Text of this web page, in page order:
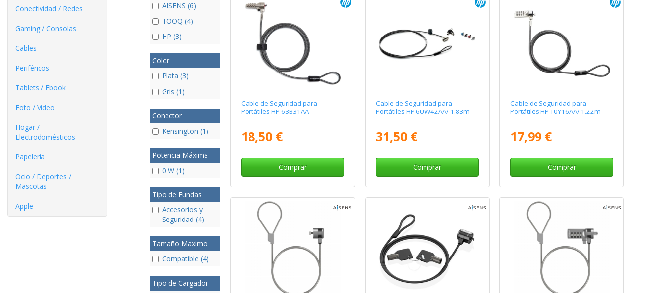
Conectividad / Redes
Gaming / Consolas
Cables
Periféricos
Tablets / Ebook
Foto / Video
Hogar /
Electrodomésticos
Papelería
Ocio / Deportes /
Mascotas
Apple
AISENS (6)
TOOQ (4)
HP (3)
Color
Plata (3)
Gris (1)
Conector
Kensington (1)
Potencia Máxima
0 W (1)
Tipo de Fundas
Accesorios y
Seguridad (4)
Tamaño Maximo
Compatible (4)
Tipo de Cargador
Cable de Seguridad para
Portátiles HP 63B31AA
18,50 €
Comprar
Cable de Seguridad para
Portátiles HP 6UW42AA/ 1.83m
31,50 €
Comprar
Cable de Seguridad para
Portátiles HP T0Y16AA/ 1.22m
17,99 €
Comprar